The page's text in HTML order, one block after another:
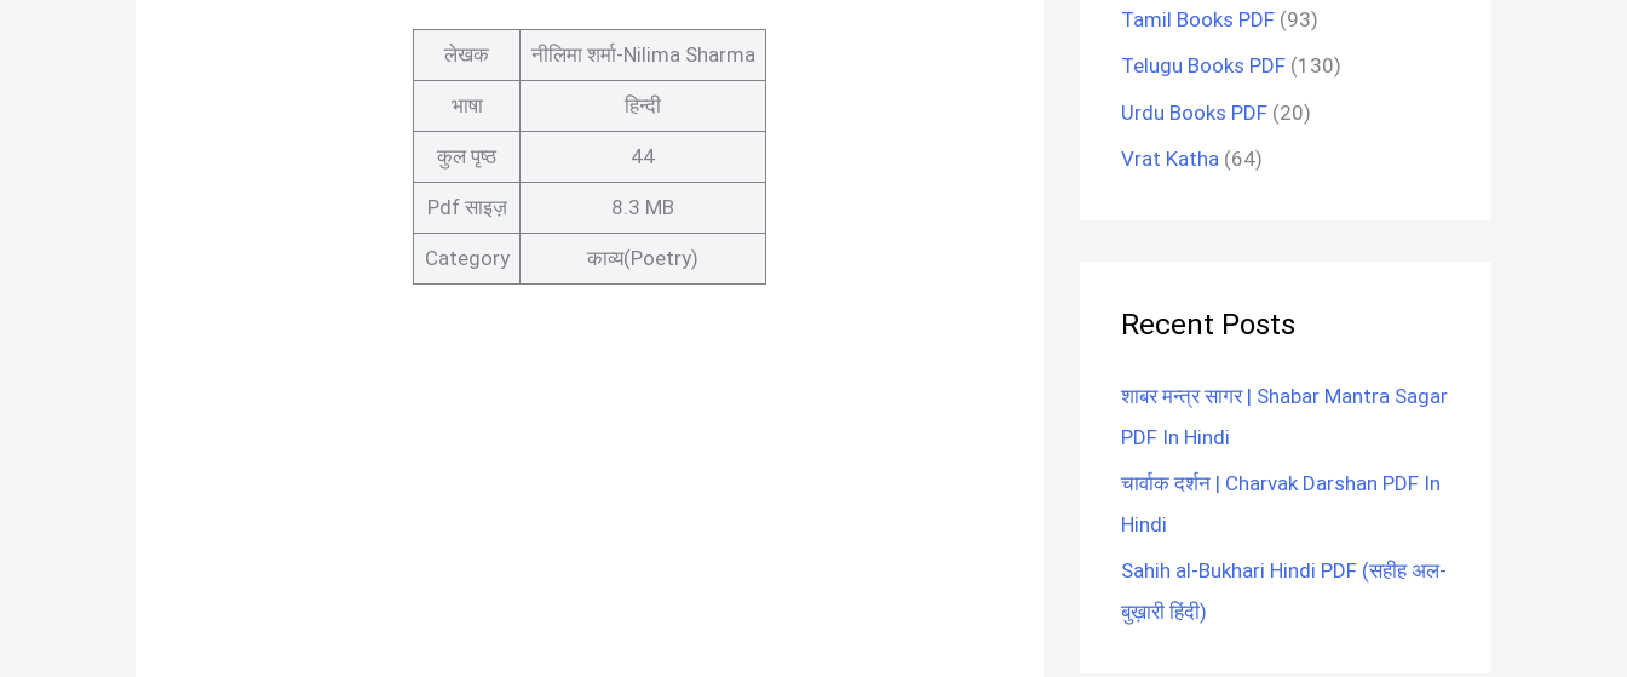
लेखक नीलिमा शर्मा-Nilima Sharma
भाषा हिन्दी
कुल पृष्ठ 44
Pdf साइज़ 8.3 MB
Category काव्य(Poetry)
Tamil Books PDF (93)
Telugu Books PDF (130)
Urdu Books PDF (20)
Vrat Katha (64)
Recent Posts
शाबर मन्त्र सागर | Shabar Mantra Sagar
PDF In Hindi
चार्वाक दर्शन | Charvak Darshan PDF In
Hindi
Sahih al-Bukhari Hindi PDF (सहीह अल-
बुख़ारी हिंदी)